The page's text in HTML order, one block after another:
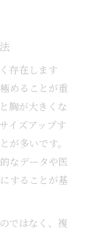
存在します
めることが重
胸が大きくな
イズアップす
が多いです。
なデータや医
することが基
ではなく、複